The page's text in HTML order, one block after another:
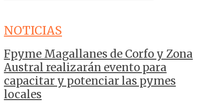
NOTICIAS
Fpyme Magallanes de Corfo y Zona
Austral realizarán evento para
capacitar y potenciar las pymes
locales